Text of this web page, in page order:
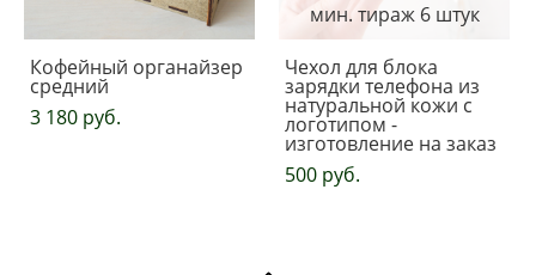
Кофейный органайзер
средний
3 180 pуб.
мин. тираж 6 штук
Чехол для блока
зарядки телефона из
натуральной кожи с
логотипом -
изготовление на заказ
500 pуб.